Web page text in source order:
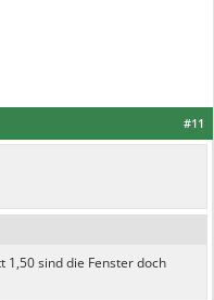
#11
1,50 sind die Fenster doch